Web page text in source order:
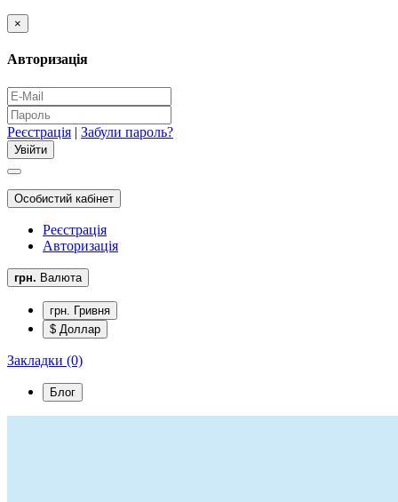
×
Авторизація
Реєстрація | Забули пароль?
Особистий кабінет
Реєстрація
Авторизація
грн. Валюта
грн. Гривня
$ Доллар
Закладки (0)
Блог